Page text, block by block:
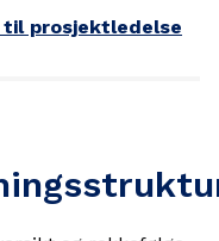
prosjektledelse